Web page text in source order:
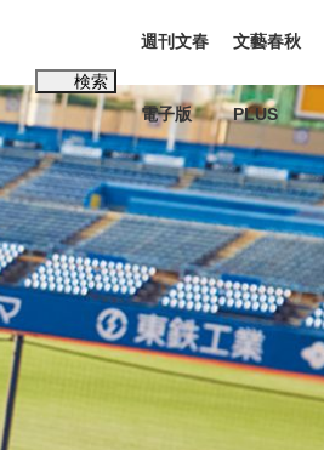
検索
週刊文春
電子版
文藝春秋
PLUS